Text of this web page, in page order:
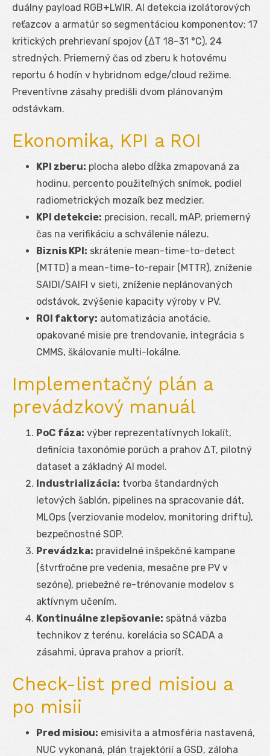
duálny payload RGB+LWIR. AI detekcia izolátorových
reťazcov a armatúr so segmentáciou komponentov; 17
kritických prehrievaní spojov (ΔT 18–31 °C), 24
stredných. Priemerný čas od zberu k hotovému
reportu 6 hodín v hybridnom edge/cloud režime.
Preventívne zásahy predišli dvom plánovaným
odstávkam.
Ekonomika, KPI a ROI
KPI zberu: plocha alebo dĺžka zmapovaná za
hodinu, percento použiteľných snímok, podiel
radiometrických mozaík bez medzier.
KPI detekcie: precision, recall, mAP, priemerný
čas na verifikáciu a schválenie nálezu.
Biznis KPI: skrátenie mean-time-to-detect
(MTTD) a mean-time-to-repair (MTTR), zníženie
SAIDI/SAIFI v sieti, zníženie neplánovaných
odstávok, zvýšenie kapacity výroby v PV.
ROI faktory: automatizácia anotácie,
opakované misie pre trendovanie, integrácia s
CMMS, škálovanie multi-lokálne.
Implementačný plán a
prevádzkový manuál
PoC fáza: výber reprezentatívnych lokalít,
definícia taxonómie porúch a prahov ΔT, pilotný
dataset a základný AI model.
Industrializácia: tvorba štandardných
letových šablón, pipelines na spracovanie dát,
MLOps (verziovanie modelov, monitoring driftu),
bezpečnostné SOP.
Prevádzka: pravidelné inšpekčné kampane
(štvrťročne pre vedenia, mesačne pre PV v
sezóne), priebežné re-trénovanie modelov s
aktívnym učením.
Kontinuálne zlepšovanie: spätná väzba
technikov z terénu, korelácia so SCADA a
zásahmi, úprava prahov a priorít.
Check-list pred misiou a
po misii
Pred misiou: emisivita a atmosféria nastavená,
NUC vykonaná, plán trajektórií a GSD, záloha